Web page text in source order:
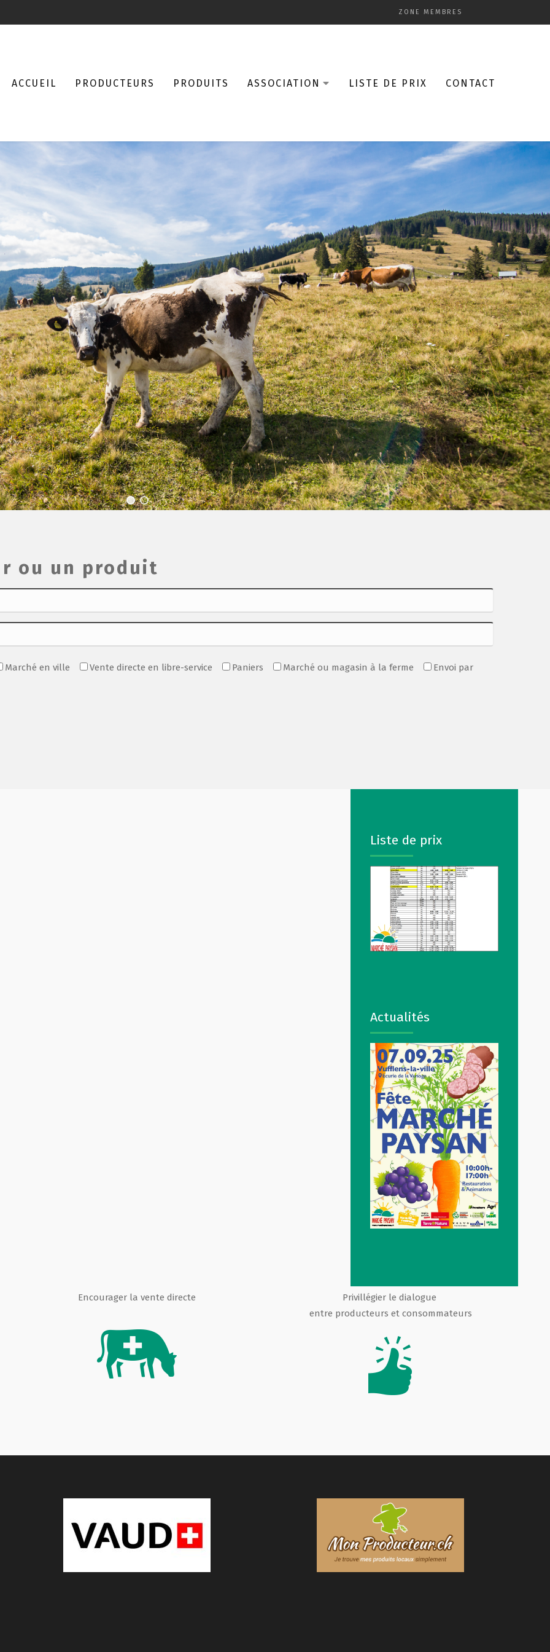
ZONE MEMBRES
ACCUEIL PRODUCTEURS PRODUITS ASSOCIATION LISTE DE PRIX CONTACT
ou un produit
Marché en ville Vente directe en libre-service Paniers Marché ou magasin à la ferme Envoi par
Liste de prix
Actualités
Encourager la vente directe
Privillégier le dialogue
entre producteurs et consommateurs